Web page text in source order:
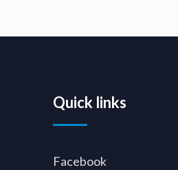
Quick links
Facebook